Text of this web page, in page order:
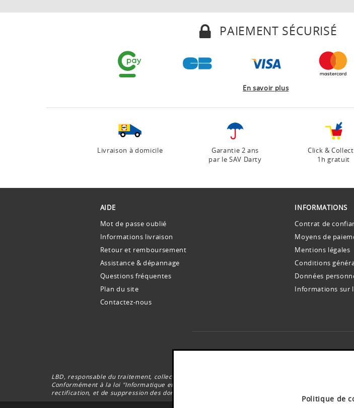
Politique de
PAIEMENT SÉCURISÉ
En savoir plus
Livraison à domicile
Garantie 2 ans
par le SAV Darty
Click &
1h gratuit
AIDE
Mot de passe oublié
Informations livraison
Retour et remboursement
Assistance & dépannage
Questions fréquentes
Plan du site
Contactez-nous
INFORMATIONS
Contrat de
Moyens de
Mentions légales
Conditions
Données
Informations sur
LBD, responsable du traitement, collecte votre adresse email pour vous envoyer notre newsletter.
Conformément à la loi "Informatique et Libertés” du 6 Janvier 1978, modifiée par le Règlement
rectification, et de suppression des données vous concernant.